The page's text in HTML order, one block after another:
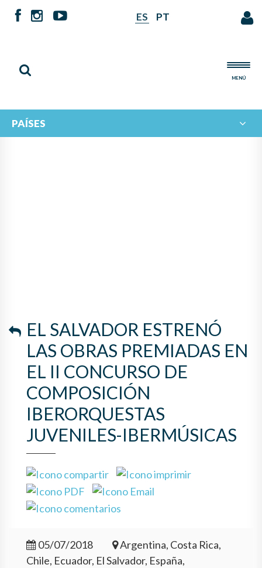
ES PT
MENÚ
PAÍSES
EL SALVADOR ESTRENÓ
LAS OBRAS PREMIADAS EN
EL II CONCURSO DE
COMPOSICIÓN
IBERORQUESTAS
JUVENILES-IBERMÚSICAS
05/07/2018
Argentina, Costa Rica,
Chile, Ecuador, El Salvador, España,